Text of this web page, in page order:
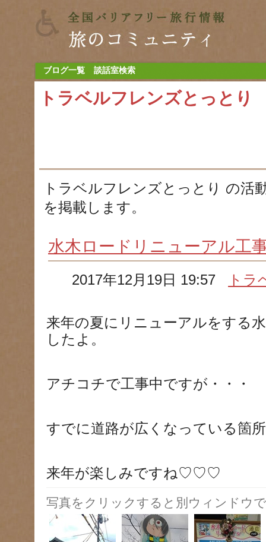
ブログ一覧 談話室検索
トラベルフレンズとっとり
トラベルフレンズとっとり の活
を掲載します。
水木ロードリニューアル工
2017年12月19日 19:57 トラ
来年の夏にリニューアルをする
したよ。
アチコチで工事中ですが・・・
すでに道路が広くなっている箇
来年が楽しみですね♡♡♡
写真をクリックすると別ウィンドウ